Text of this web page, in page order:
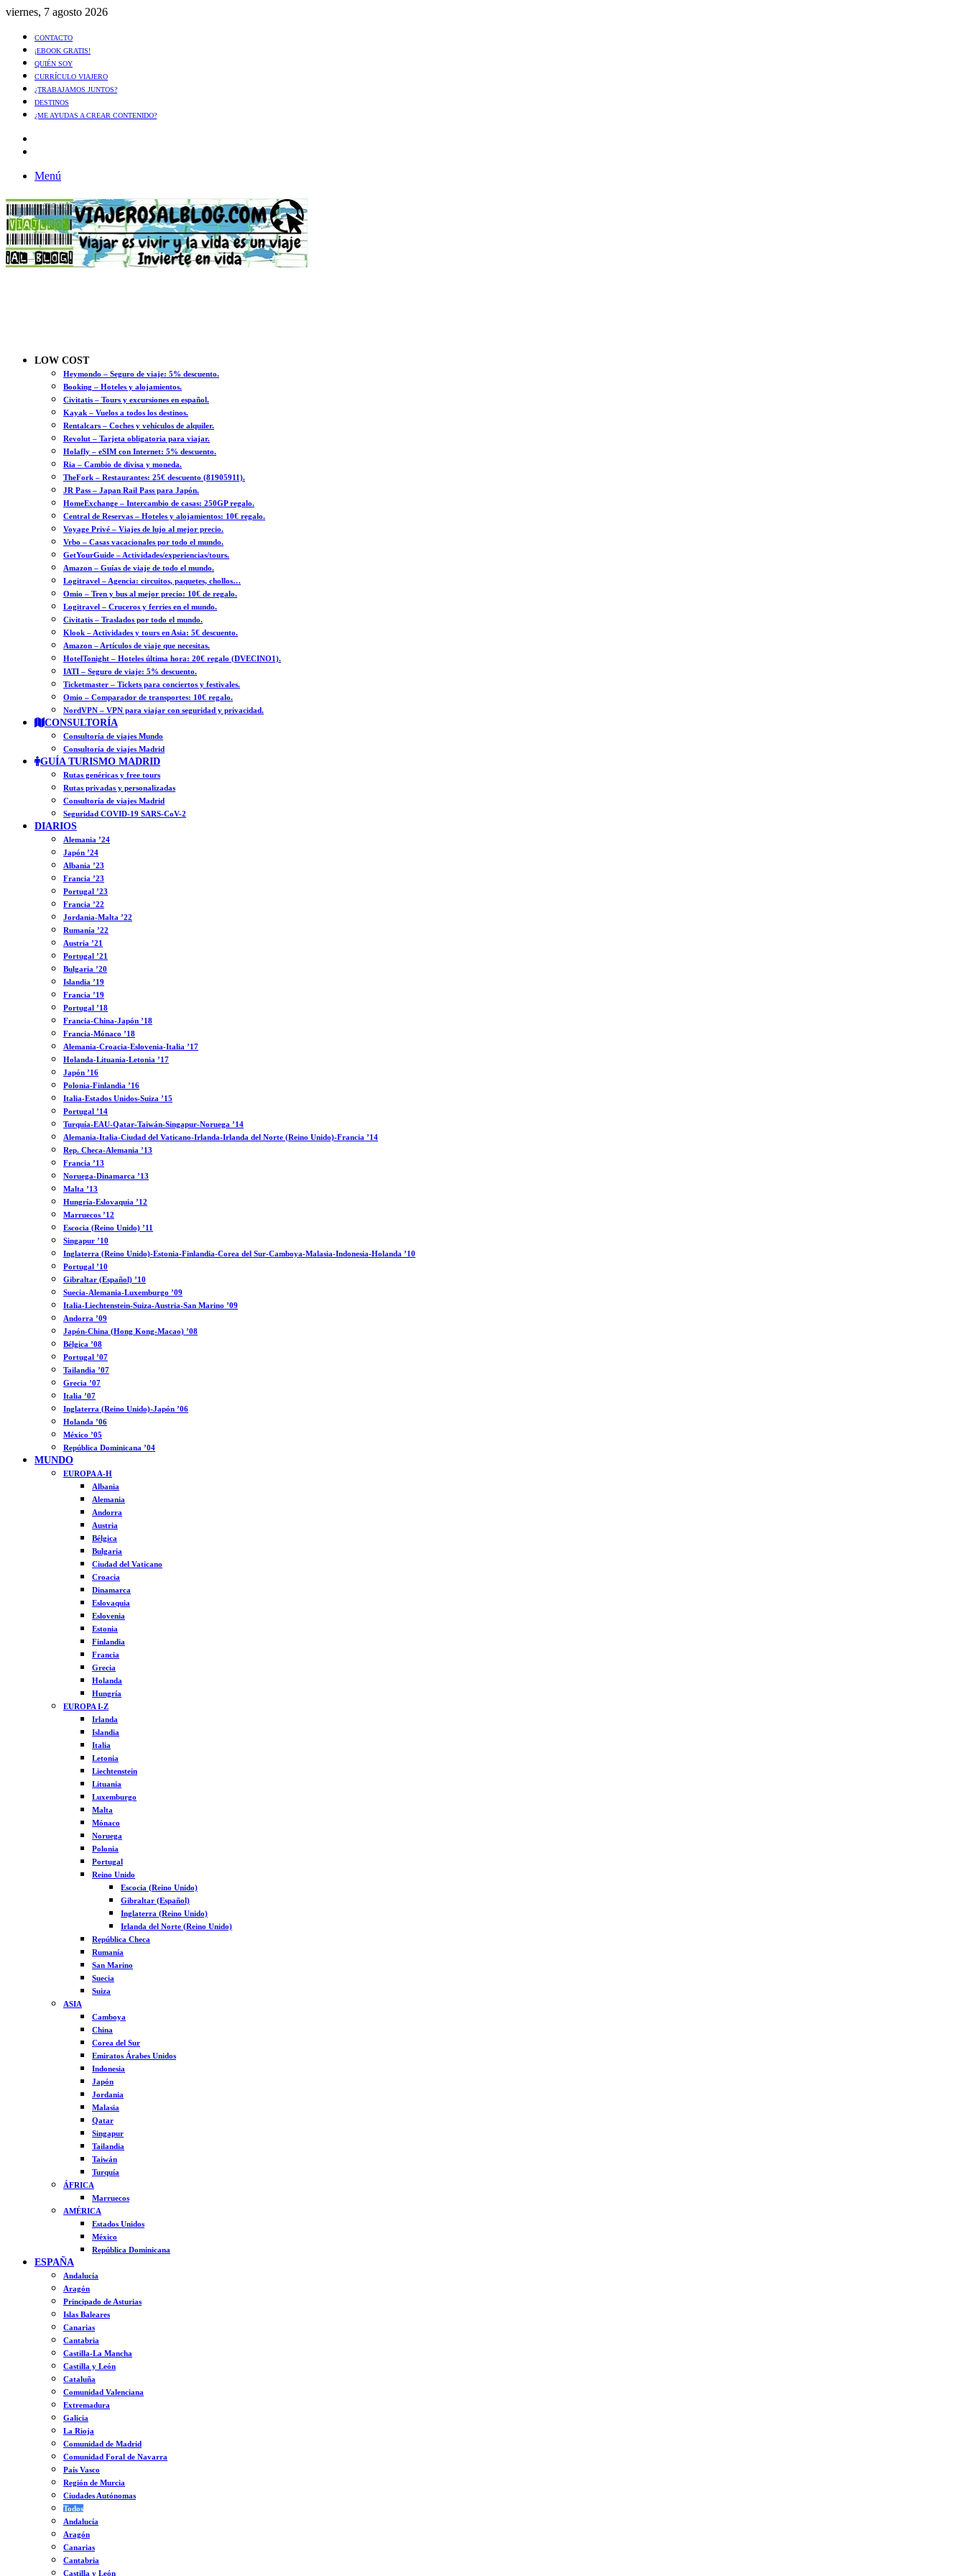
viernes, 7 agosto 2026
CONTACTO
¡EBOOK GRATIS!
QUIÉN SOY
CURRÍCULO VIAJERO
¿TRABAJAMOS JUNTOS?
DESTINOS
¿ME AYUDAS A CREAR CONTENIDO?
Menú
LOW COST
Heymondo – Seguro de viaje: 5% descuento.
Booking – Hoteles y alojamientos.
Civitatis – Tours y excursiones en español.
Kayak – Vuelos a todos los destinos.
Rentalcars – Coches y vehículos de alquiler.
Revolut – Tarjeta obligatoria para viajar.
Holafly – eSIM con Internet: 5% descuento.
Ria – Cambio de divisa y moneda.
TheFork – Restaurantes: 25€ descuento (81905911).
JR Pass – Japan Rail Pass para Japón.
HomeExchange – Intercambio de casas: 250GP regalo.
Central de Reservas – Hoteles y alojamientos: 10€ regalo.
Voyage Privé – Viajes de lujo al mejor precio.
Vrbo – Casas vacacionales por todo el mundo.
GetYourGuide – Actividades/experiencias/tours.
Amazon – Guías de viaje de todo el mundo.
Logitravel – Agencia: circuitos, paquetes, chollos…
Omio – Tren y bus al mejor precio: 10€ de regalo.
Logitravel – Cruceros y ferries en el mundo.
Civitatis – Traslados por todo el mundo.
Klook – Actividades y tours en Asia: 5€ descuento.
Amazon – Artículos de viaje que necesitas.
HotelTonight – Hoteles última hora: 20€ regalo (DVECINO1).
IATI – Seguro de viaje: 5% descuento.
Ticketmaster – Tickets para conciertos y festivales.
Omio – Comparador de transportes: 10€ regalo.
NordVPN – VPN para viajar con seguridad y privacidad.
CONSULTORÍA
Consultoría de viajes Mundo
Consultoría de viajes Madrid
GUÍA TURISMO MADRID
Rutas genéricas y free tours
Rutas privadas y personalizadas
Consultoría de viajes Madrid
Seguridad COVID-19 SARS-CoV-2
DIARIOS
Alemania ’24
Japón ’24
Albania ’23
Francia ’23
Portugal ’23
Francia ’22
Jordania-Malta ’22
Rumanía ’22
Austria ’21
Portugal ’21
Bulgaria ’20
Islandia ’19
Francia ’19
Portugal ’18
Francia-China-Japón ’18
Francia-Mónaco ’18
Alemania-Croacia-Eslovenia-Italia ’17
Holanda-Lituania-Letonia ’17
Japón ’16
Polonia-Finlandia ’16
Italia-Estados Unidos-Suiza ’15
Portugal ’14
Turquía-EAU-Qatar-Taiwán-Singapur-Noruega ’14
Alemania-Italia-Ciudad del Vaticano-Irlanda-Irlanda del Norte (Reino Unido)-Francia ’14
Rep. Checa-Alemania ’13
Francia ’13
Noruega-Dinamarca ’13
Malta ’13
Hungría-Eslovaquia ’12
Marruecos ’12
Escocia (Reino Unido) ’11
Singapur ’10
Inglaterra (Reino Unido)-Estonia-Finlandia-Corea del Sur-Camboya-Malasia-Indonesia-Holanda ’10
Portugal ’10
Gibraltar (Español) ’10
Suecia-Alemania-Luxemburgo ’09
Italia-Liechtenstein-Suiza-Austria-San Marino ’09
Andorra ’09
Japón-China (Hong Kong-Macao) ’08
Bélgica ’08
Portugal ’07
Tailandia ’07
Grecia ’07
Italia ’07
Inglaterra (Reino Unido)-Japón ’06
Holanda ’06
México ’05
República Dominicana ’04
MUNDO
EUROPA A-H
Albania
Alemania
Andorra
Austria
Bélgica
Bulgaria
Ciudad del Vaticano
Croacia
Dinamarca
Eslovaquia
Eslovenia
Estonia
Finlandia
Francia
Grecia
Holanda
Hungría
EUROPA I-Z
Irlanda
Islandia
Italia
Letonia
Liechtenstein
Lituania
Luxemburgo
Malta
Mónaco
Noruega
Polonia
Portugal
Reino Unido
Escocia (Reino Unido)
Gibraltar (Español)
Inglaterra (Reino Unido)
Irlanda del Norte (Reino Unido)
República Checa
Rumanía
San Marino
Suecia
Suiza
ASIA
Camboya
China
Corea del Sur
Emiratos Árabes Unidos
Indonesia
Japón
Jordania
Malasia
Qatar
Singapur
Tailandia
Taiwán
Turquía
ÁFRICA
Marruecos
AMÉRICA
Estados Unidos
México
República Dominicana
ESPAÑA
Andalucía
Aragón
Principado de Asturias
Islas Baleares
Canarias
Cantabria
Castilla-La Mancha
Castilla y León
Cataluña
Comunidad Valenciana
Extremadura
Galicia
La Rioja
Comunidad de Madrid
Comunidad Foral de Navarra
País Vasco
Región de Murcia
Ciudades Autónomas
Todos
Andalucía
Aragón
Canarias
Cantabria
Castilla y León